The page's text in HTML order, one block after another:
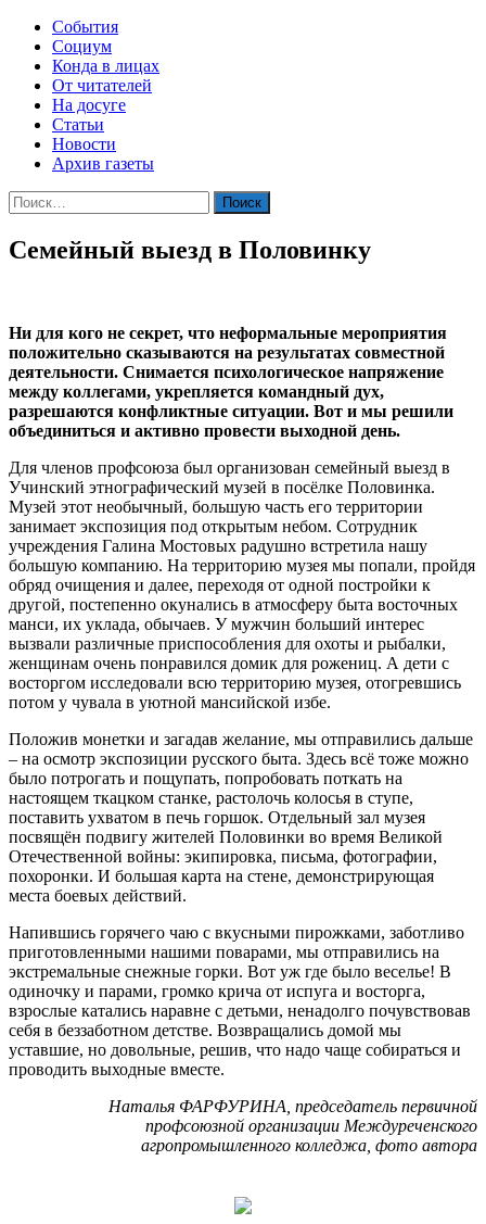
События
Социум
Конда в лицах
От читателей
На досуге
Статьи
Новости
Архив газеты
Найти:
Семейный выезд в Половинку
Ни для кого не секрет, что неформальные мероприятия
положительно сказываются на результатах совместной
деятельности. Снимается психологическое напряжение
между коллегами, укрепляется командный дух,
разрешаются конфликтные ситуации. Вот и мы решили
объединиться и активно провести выходной день.
Для членов профсоюза был организован семейный выезд в
Учинский этнографический музей в посёлке Половинка.
Музей этот необычный, большую часть его территории
занимает экспозиция под открытым небом. Сотрудник
учреждения Галина Мостовых радушно встретила нашу
большую компанию. На территорию музея мы попали, пройдя
обряд очищения и далее, переходя от одной постройки к
другой, постепенно окунались в атмосферу быта восточных
манси, их уклада, обычаев. У мужчин больший интерес
вызвали различные приспособления для охоты и рыбалки,
женщинам очень понравился домик для рожениц. А дети с
восторгом исследовали всю территорию музея, отогревшись
потом у чувала в уютной мансийской избе.
Положив монетки и загадав желание, мы отправились дальше
– на осмотр экспозиции русского быта. Здесь всё тоже можно
было потрогать и пощупать, попробовать поткать на
настоящем ткацком станке, растолочь колосья в ступе,
поставить ухватом в печь горшок. Отдельный зал музея
посвящён подвигу жителей Половинки во время Великой
Отечественной войны: экипировка, письма, фотографии,
похоронки. И большая карта на стене, демонстрирующая
места боевых действий.
Напившись горячего чаю с вкусными пирожками, заботливо
приготовленными нашими поварами, мы отправились на
экстремальные снежные горки. Вот уж где было веселье! В
одиночку и парами, громко крича от испуга и восторга,
взрослые катались наравне с детьми, ненадолго почувствовав
себя в беззаботном детстве. Возвращались домой мы
уставшие, но довольные, решив, что надо чаще собираться и
проводить выходные вместе.
Наталья ФАРФУРИНА, председатель первичной
профсоюзной организации Междуреченского
агропромышленного колледжа, фото автора